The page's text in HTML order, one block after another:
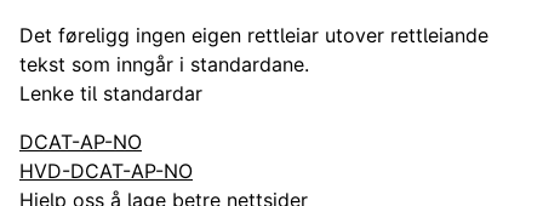
Det føreligg ingen eigen rettleiar utover rettleiande
tekst som inngår i standardane.
Lenke til standardar
DCAT-AP-NO
HVD-DCAT-AP-NO
Hjelp oss å lage betre nettsider